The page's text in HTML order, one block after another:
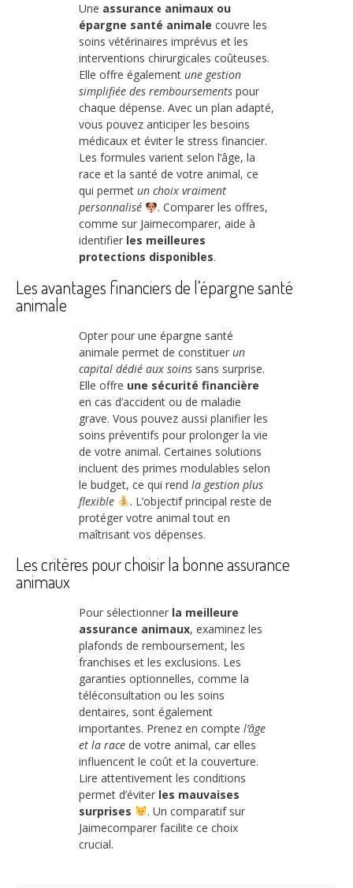
Une assurance animaux ou
épargne santé animale couvre les
soins vétérinaires imprévus et les
interventions chirurgicales coûteuses.
Elle offre également une gestion
simplifiée des remboursements pour
chaque dépense. Avec un plan adapté,
vous pouvez anticiper les besoins
médicaux et éviter le stress financier.
Les formules varient selon l’âge, la
race et la santé de votre animal, ce
qui permet un choix vraiment
personnalisé
. Comparer les offres,
comme sur Jaimecomparer, aide à
identifier les meilleures
protections disponibles.
Les avantages financiers de l’épargne santé
animale
Opter pour une épargne santé
animale permet de constituer un
capital dédié aux soins sans surprise.
Elle offre une sécurité financière
en cas d’accident ou de maladie
grave. Vous pouvez aussi planifier les
soins préventifs pour prolonger la vie
de votre animal. Certaines solutions
incluent des primes modulables selon
le budget, ce qui rend la gestion plus
flexible
. L’objectif principal reste de
protéger votre animal tout en
maîtrisant vos dépenses.
Les critères pour choisir la bonne assurance
animaux
Pour sélectionner la meilleure
assurance animaux, examinez les
plafonds de remboursement, les
franchises et les exclusions. Les
garanties optionnelles, comme la
téléconsultation ou les soins
dentaires, sont également
importantes. Prenez en compte l’âge
et la race de votre animal, car elles
influencent le coût et la couverture.
Lire attentivement les conditions
permet d’éviter les mauvaises
surprises
. Un comparatif sur
Jaimecomparer facilite ce choix
crucial.